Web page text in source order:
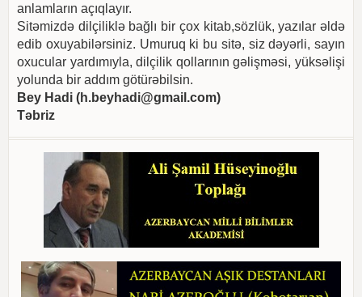
anlamların açıqlayır.
Sitəmizdə dilçiliklə bağlı bir çox kitab,sözlük, yazılar əldə
edib oxuyabilərsiniz. Umuruq ki bu sitə, siz dəyərli, sayın
oxucular yardımıyla, dilçilik qollarının gəlişməsi, yüksəlişi
yolunda bir addım götürəbilsin.
Bey Hadi (h.beyhadi@gmail.com)
Təbriz